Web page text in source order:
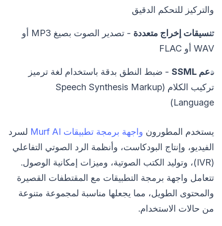
والتركيز للتحكم الدقيق
تنسيقات إخراج متعددة
- تصدير الصوت بصيغ MP3 أو
WAV أو FLAC
دعم SSML
- ضبط النطق بدقة باستخدام لغة ترميز
تركيب الكلام (Speech Synthesis Markup
Language)
يستخدم المطورون واجهة برمجة تطبيقات Murf AI
لسرد
الفيديو، وإنتاج البودكاست، وأنظمة الرد الصوتي التفاعلي
(IVR)، وتوليد الكتب الصوتية، وميزات إمكانية الوصول.
تتعامل واجهة برمجة التطبيقات مع المقتطفات القصيرة
والمحتوى الطويل، مما يجعلها مناسبة لمجموعة متنوعة
من حالات الاستخدام.